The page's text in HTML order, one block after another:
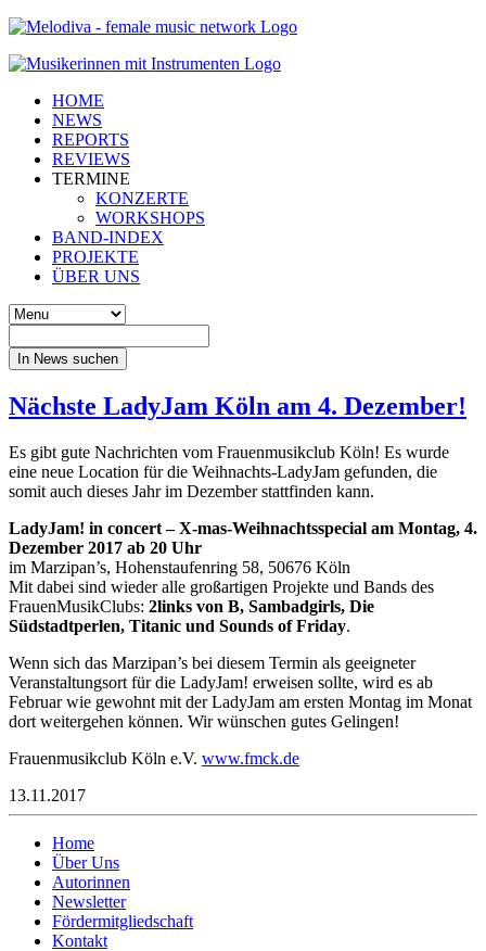
HOME
NEWS
REPORTS
REVIEWS
TERMINE
KONZERTE
WORKSHOPS
BAND-INDEX
PROJEKTE
ÜBER UNS
In News suchen
Nächste LadyJam Köln am 4. Dezember!
Es gibt gute Nachrichten vom Frauenmusikclub Köln! Es wurde
eine neue Location für die Weihnachts-LadyJam gefunden, die
somit auch dieses Jahr im Dezember stattfinden kann.
LadyJam! in concert – X-mas-Weihnachtsspecial am Montag, 4.
Dezember 2017 ab 20 Uhr
im Marzipan’s, Hohenstaufenring 58, 50676 Köln
Mit dabei sind wieder alle großartigen Projekte und Bands des
FrauenMusikClubs: 2links von B, Sambadgirls, Die
Südstadtperlen, Titanic und Sounds of Friday.
Wenn sich das Marzipan’s bei diesem Termin als geeigneter
Veranstaltungsort für die LadyJam! erweisen sollte, wird es ab
Februar wie gewohnt mit der LadyJam am ersten Montag im Monat
dort weitergehen können. Wir wünschen gutes Gelingen!
Frauenmusikclub Köln e.V. www.fmck.de
13.11.2017
Home
Über Uns
Autorinnen
Newsletter
Fördermitgliedschaft
Kontakt